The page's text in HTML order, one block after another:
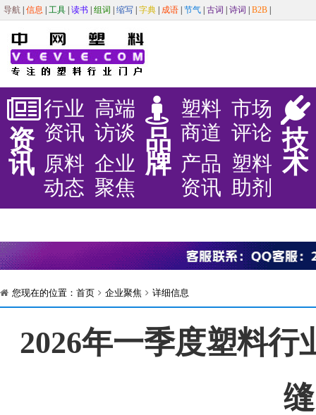
导航 信息 工具 读书 组词 缩写 字典 成语 节气 古词 诗词 B2B
资
讯
行业
资讯
高端
访谈
原料
动态
企业
聚焦
品
牌
塑料
商道
市场
评论
产品
资讯
塑料
助剂
技
术
您现在的位置： 首页 企业聚焦 详细信息
2026年一季度塑料